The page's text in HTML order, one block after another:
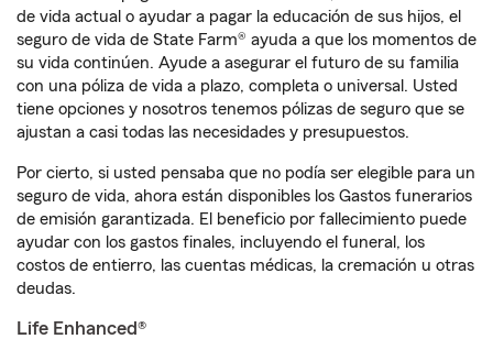
de vida actual o ayudar a pagar la educación de sus hijos, el
seguro de vida de State Farm® ayuda a que los momentos de
su vida continúen. Ayude a asegurar el futuro de su familia
con una póliza de vida a plazo, completa o universal. Usted
tiene opciones y nosotros tenemos pólizas de seguro que se
ajustan a casi todas las necesidades y presupuestos.
Por cierto, si usted pensaba que no podía ser elegible para un
seguro de vida, ahora están disponibles los Gastos funerarios
de emisión garantizada. El beneficio por fallecimiento puede
ayudar con los gastos finales, incluyendo el funeral, los
costos de entierro, las cuentas médicas, la cremación u otras
deudas.
Life Enhanced®